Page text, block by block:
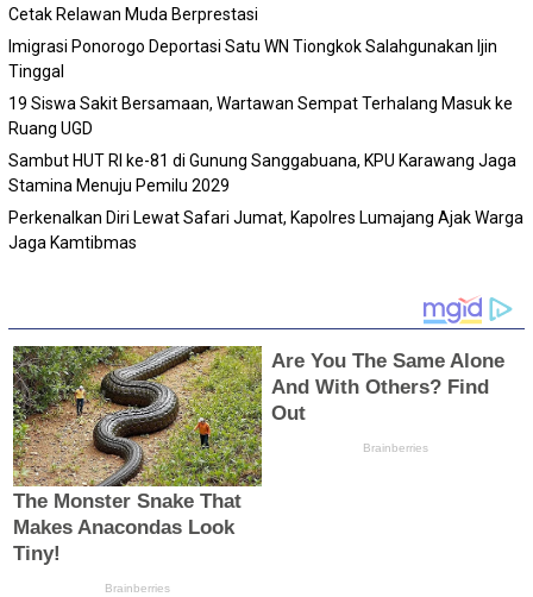
Cetak Relawan Muda Berprestasi
Imigrasi Ponorogo Deportasi Satu WN Tiongkok Salahgunakan Ijin
Tinggal
19 Siswa Sakit Bersamaan, Wartawan Sempat Terhalang Masuk ke
Ruang UGD
Sambut HUT RI ke-81 di Gunung Sanggabuana, KPU Karawang Jaga
Stamina Menuju Pemilu 2029
Perkenalkan Diri Lewat Safari Jumat, Kapolres Lumajang Ajak Warga
Jaga Kamtibmas